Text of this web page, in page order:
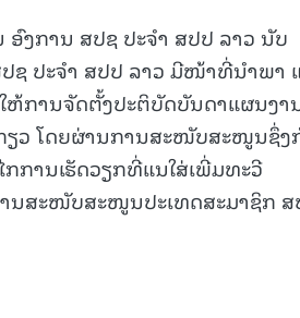
ງການ ສປຊ ປະຈໍາ ສປປ ລາວ ນັບ
ຊ ປະຈໍາ ສປປ ລາວ ມີໜ້າທີ່ນໍາພາ
ຫ້ການຈັດຕັ້ງປະຕິບັດບັນດາແຜນງາ
ຽວ ໂດຍຜ່ານການສະໜັບສະໜູນຊຶ່
ການເຮັດວຽກທີ່ແນໃສ່ເພີ່ມທະວີ
ນສະໜັບສະໜູນປະເທດສະມາຊິກ ສ